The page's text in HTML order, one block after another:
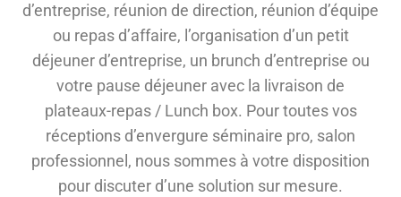
d’entreprise, réunion de direction, réunion d’équipe
ou repas d’affaire, l’organisation d’un petit
déjeuner d’entreprise, un brunch d’entreprise ou
votre pause déjeuner avec la livraison de
plateaux-repas / Lunch box. Pour toutes vos
réceptions d’envergure séminaire pro, salon
professionnel, nous sommes à votre disposition
pour discuter d’une solution sur mesure.